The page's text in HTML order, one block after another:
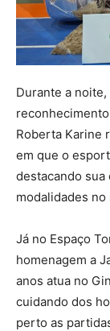
Durante a
Roberta Karine
em que o
destacando
modalidades
Já no Espaço
homenagem a
anos atua no
cuidando dos
perto as